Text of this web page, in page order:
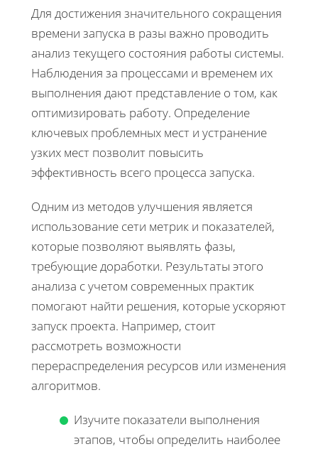
Для достижения значительного сокращения
времени запуска в разы важно проводить
анализ текущего состояния работы системы.
Наблюдения за процессами и временем их
выполнения дают представление о том, как
оптимизировать работу. Определение
ключевых проблемных мест и устранение
узких мест позволит повысить
эффективность всего процесса запуска.
Одним из методов улучшения является
использование сети метрик и показателей,
которые позволяют выявлять фазы,
требующие доработки. Результаты этого
анализа с учетом современных практик
помогают найти решения, которые ускоряют
запуск проекта. Например, стоит
рассмотреть возможности
перераспределения ресурсов или изменения
алгоритмов.
Изучите показатели выполнения
этапов, чтобы определить наиболее